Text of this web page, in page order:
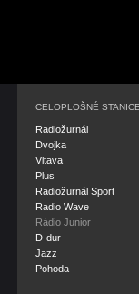
CELOPLOŠNÉ
Radiožurnál
Dvojka
Vltava
Plus
Radiožurnál Sport
Radio Wave
Rádio Junior
D-dur
Jazz
Pohoda